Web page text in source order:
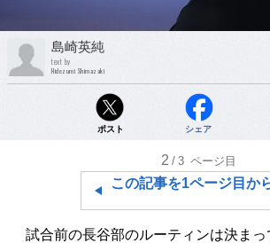
島崎英純
text by
Hidezumi Shimazaki
ポスト シェア
2 /3 ページ目
この記事を1ページ目か
試合前の長谷部のルーティンは決まっ